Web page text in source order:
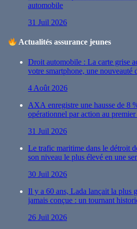
automobile
31 Juil 2026
Actualités assurance jeunes
Droit automobile : La carte grise
votre smartphone, une nouveauté
4 Août 2026
AXA enregistre une hausse de 8
opérationnel par action au premier
31 Juil 2026
Le trafic maritime dans le détroit
son niveau le plus élevé en une
30 Juil 2026
Il y a 60 ans, Lada lançait la plus
jamais conçue : un tournant
26 Juil 2026